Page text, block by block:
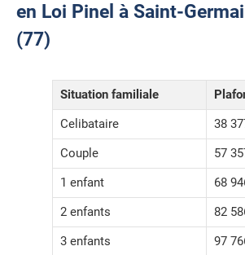
en Loi Pinel à Saint-
(77)
Situation familiale
Celibataire
38
Couple
57
1 enfant
68
2 enfants
82
3 enfants
97